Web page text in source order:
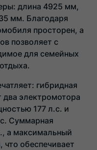
длина 4925 мм,
мм. Благодаря
просторен, а
позволяет с
для семейных
гибридная
два электромотора
177 л.с. и
Суммарная
а максимальный
обеспечивает